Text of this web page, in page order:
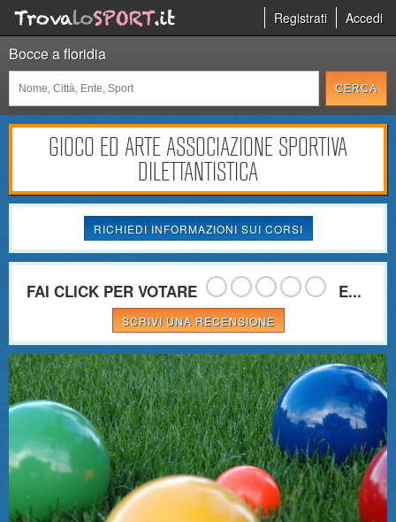
Registrati Accedi
Bocce a floridia
GIOCO ED ARTE ASSOCIAZIONE SPORTIVA
DILETTANTISTICA
RICHIEDI INFORMAZIONI SUI CORSI
FAI CLICK PER VOTARE E...
SCRIVI UNA RECENSIONE